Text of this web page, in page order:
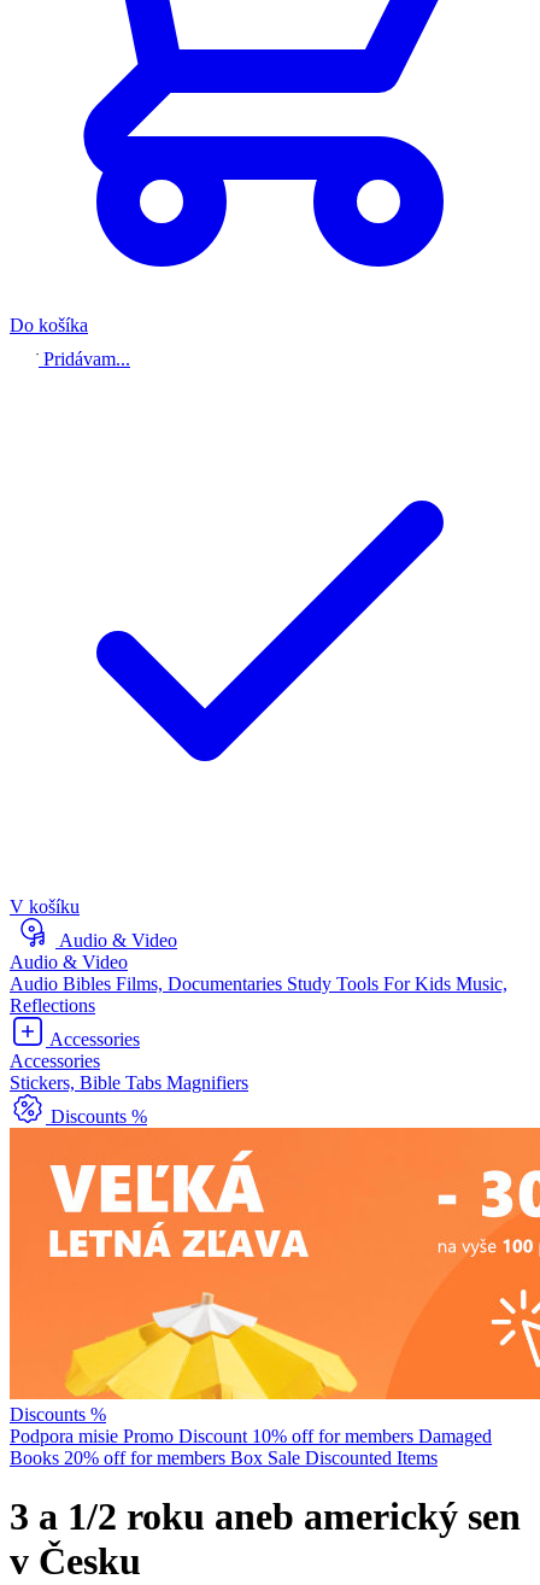
Do košíka
Pridávam...
V košíku
Audio & Video
Audio & Video
Audio Bibles Films, Documentaries Study Tools For Kids Music,
Reflections
Accessories
Accessories
Stickers, Bible Tabs Magnifiers
Discounts %
Discounts %
Podpora misie Promo Discount 10% off for members Damaged
Books 20% off for members Box Sale Discounted Items
3 a 1/2 roku aneb americký sen
v Česku